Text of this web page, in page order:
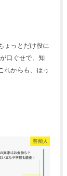
ょっとだけ役に
口ぐせで、知
れからも、ほっ
芸能人